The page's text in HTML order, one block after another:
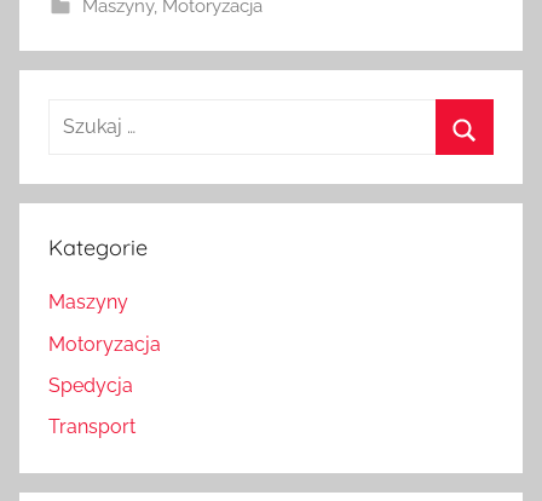
Maszyny, Motoryzacja
Szukaj:
Kategorie
Maszyny
Motoryzacja
Spedycja
Transport